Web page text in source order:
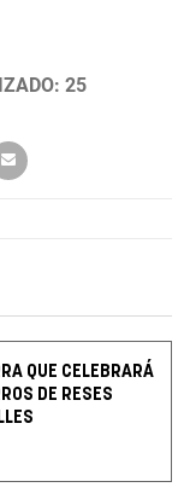
25
QUE CELEBRARÁ
DE RESES